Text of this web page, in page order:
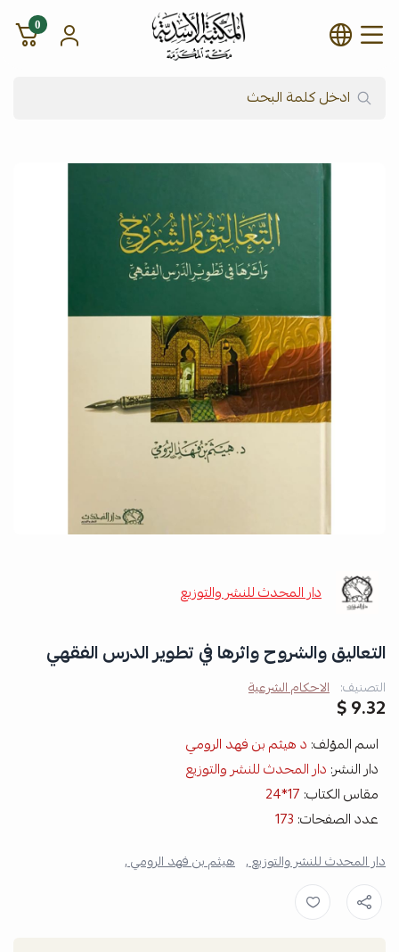
شركة المكتبة الأسدية للنشر
0
دار المحدث للنشر والتوزيع
التعاليق والشروح واثرها في تطوير الدرس الفقهي
التصنيف: الاحكام الشرعية
9.32 $
اسم المؤلف: د هيثم بن فهد الرومي
دار النشر: دار المحدث للنشر والتوزيع
مقاس الكتاب: 17*24
عدد الصفحات:
دار المحدث للنشر والتوزيع , هيثم بن فهد الرومي ,